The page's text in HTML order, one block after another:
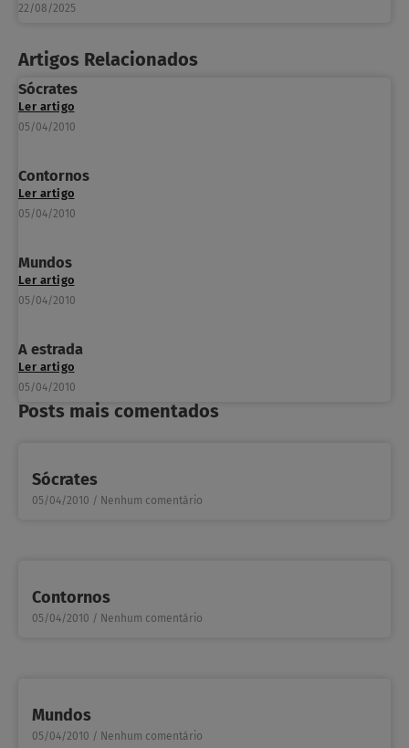
22/08/2025
Artigos Relacionados
Sócrates
Ler artigo
05/04/2010
Contornos
Ler artigo
05/04/2010
Mundos
Ler artigo
05/04/2010
A estrada
Ler artigo
05/04/2010
Posts mais comentados
Sócrates
05/04/2010 Nenhum comentário
Contornos
05/04/2010 Nenhum comentário
Mundos
05/04/2010 Nenhum comentário